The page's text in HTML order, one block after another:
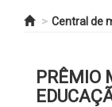
Central de
PRÊMIO